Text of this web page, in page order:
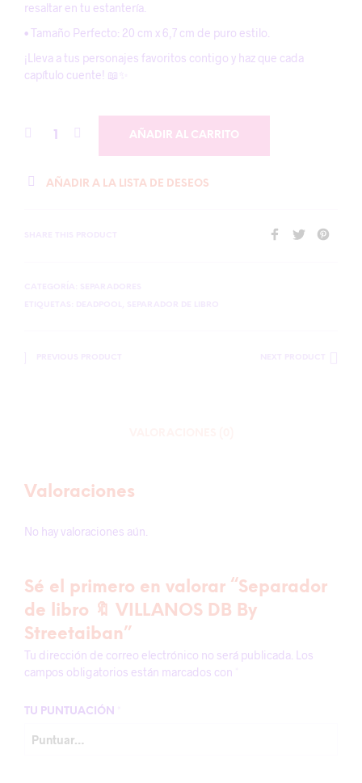
resaltar en tu estantería.
• Tamaño Perfecto: 20 cm x 6,7 cm de puro estilo.
¡Lleva a tus personajes favoritos contigo y haz que cada
capítulo cuente! 📖✨
AÑADIR AL CARRITO
AÑADIR A LA LISTA DE DESEOS
Valoraciones
No hay valoraciones aún.
Sé el primero en valorar “Separador
de libro 🔖 VILLANOS DB By
Streetaiban”
Tu dirección de correo electrónico no será publicada. Los
campos obligatorios están marcados con
TU PUNTUACIÓN